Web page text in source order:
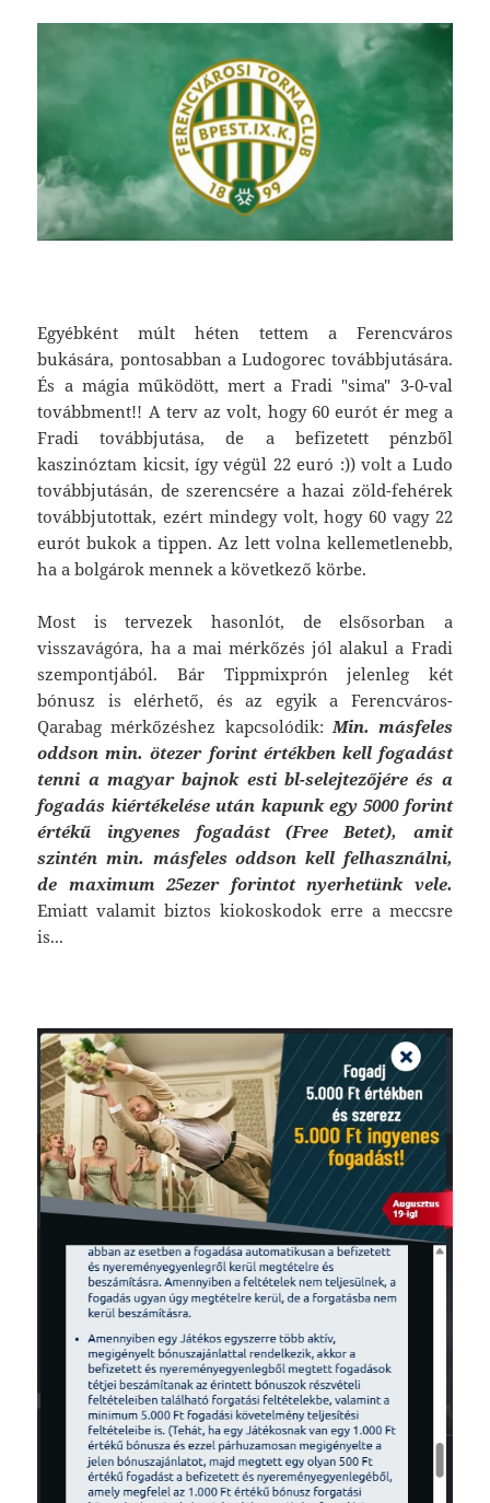
Egyébként múlt héten tettem a Ferencváros
bukására, pontosabban a Ludogorec továbbjutására.
És a mágia működött, mert a Fradi "sima" 3-0-val
továbbment!! A terv az volt, hogy 60 eurót ér meg a
Fradi továbbjutása, de a befizetett pénzből
kaszinóztam kicsit, így végül 22 euró :)) volt a Ludo
továbbjutásán, de szerencsére a hazai zöld-fehérek
továbbjutottak, ezért mindegy volt, hogy 60 vagy 22
eurót bukok a tippen. Az lett volna kellemetlenebb,
ha a bolgárok mennek a következő körbe.
Most is tervezek hasonlót, de elsősorban a
visszavágóra, ha a mai mérkőzés jól alakul a Fradi
szempontjából. Bár Tippmixprón jelenleg két
bónusz is elérhető, és az egyik a Ferencváros-
Qarabag mérkőzéshez kapcsolódik:Min. másfeles
oddson min. ötezer forint értékben kell fogadást
tenni a magyar bajnok esti bl-selejtezőjére és a
fogadás kiértékelése után kapunk egy 5000 forint
értékű ingyenes fogadást (Free Betet), amit
szintén min. másfeles oddson kell felhasználni,
de maximum 25ezer forintot nyerhetünk vele.
Emiatt valamit biztos kiokoskodok erre a meccsre
is...